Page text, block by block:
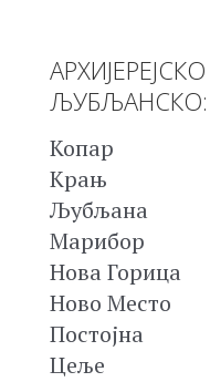
ЉУБЉАНСКО:
Копар
Крањ
Љубљана
Марибор
Нова Горица
Ново Место
Постојна
Цеље